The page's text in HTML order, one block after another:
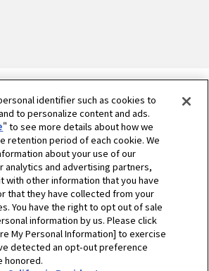
2010年
子会社、ヤンマーアグリイノベーションの本格事
農」を変革する“農ソリューションビジネス”の拡
identifier such as cookies to
to personalize content and ads.
" to see more details about how we
retention period of each cookie. We
about your use of our
and advertising partners,
with other information that you have
that they have collected from your
You have the right to opt out of sale
information by us. Please click
My Personal Information] to exercise
detected an opt-out preference
honored.